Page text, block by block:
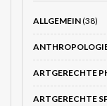
ALLGEMEIN(38)
ARTGERECHTE
ARTGERECHTE